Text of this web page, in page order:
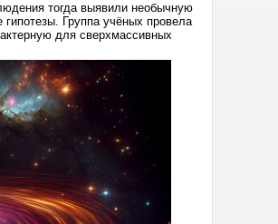
тогда выявили необычную
Группа учёных провела
для сверхмассивных